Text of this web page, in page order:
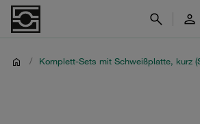
/ Komplett-Sets mit Schweißplatte, kurz